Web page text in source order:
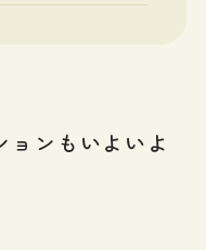
ョンもいよいよ